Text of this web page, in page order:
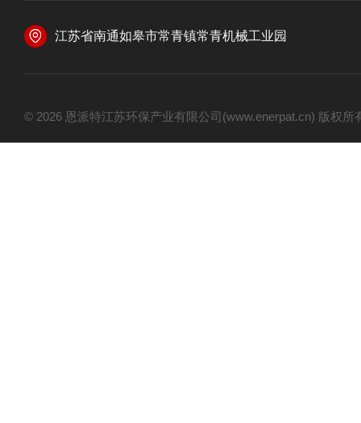
江苏省南通如皋市常青镇常青机械工业园
© 2026 恩派特江苏环保产业有限公司(www.enerpat.cn) 版权